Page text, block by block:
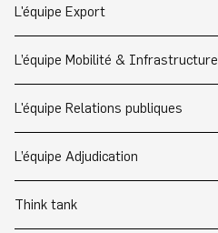
L'équipe Export
L’équipe Mobilité & Infrastructure
L'équipe Relations publiques
L’équipe Adjudication
Think tank